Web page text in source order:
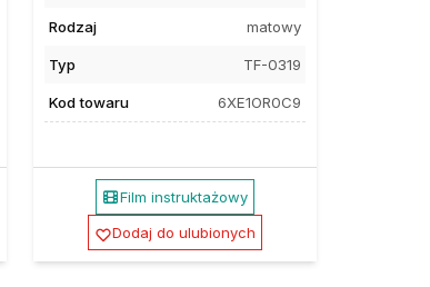
Rodzaj matowy
Typ TF-0319
Kod towaru 6XE1OR0C9
Film instruktażowy
Dodaj do ulubionych